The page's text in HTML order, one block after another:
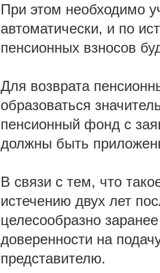
При этом необходимо
автоматически, и по
пенсионных взносов
Для возврата
образоваться
пенсионный фонд с
должны быть
В связи с тем, что
истечению двух лет
целесообразно
доверенности на
представителю.